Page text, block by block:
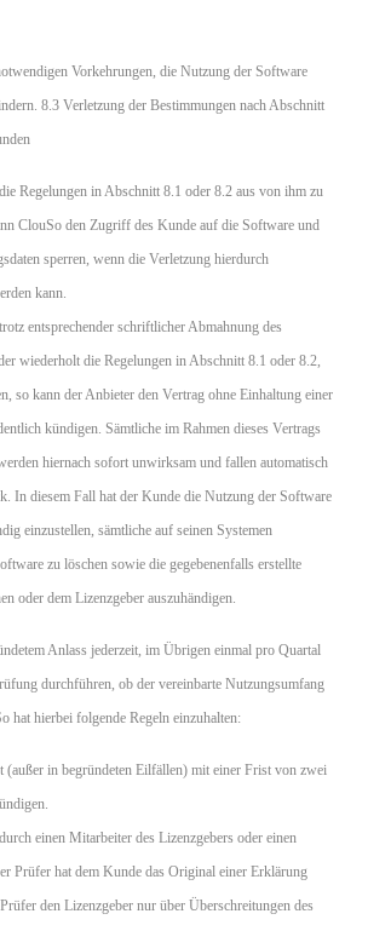
Vorkehrungen, die Nutzung der Software
8.3 Verletzung der Bestimmungen nach Abschnitt
Regelungen in Abschnitt 8.1 oder 8.2 aus von ihm zu
ClouSo den Zugriff des Kunde auf die Software und
sperren, wenn die Verletzung hierdurch
kann.
entsprechender schriftlicher Abmahnung des
wiederholt die Regelungen in Abschnitt 8.1 oder 8.2,
so kann der Anbieter den Vertrag ohne Einhaltung einer
kündigen. Sämtliche im Rahmen dieses Vertrags
hiernach sofort unwirksam und fallen automatisch
In diesem Fall hat der Kunde die Nutzung der Software
einzustellen, sämtliche auf seinen Systemen
zu löschen sowie die gegebenenfalls erstellte
oder dem Lizenzgeber auszuhändigen.
Anlass jederzeit, im Übrigen einmal pro Quartal
durchführen, ob der vereinbarte Nutzungsumfang
hat hierbei folgende Regeln einzuhalten:
in begründeten Eilfällen) mit einer Frist von zwei
einen Mitarbeiter des Lizenzgebers oder einen
Prüfer hat dem Kunde das Original einer Erklärung
den Lizenzgeber nur über Überschreitungen des